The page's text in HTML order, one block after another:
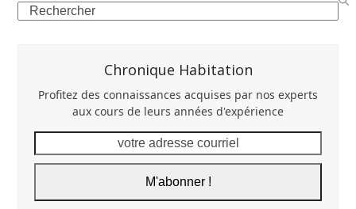
Search
Chronique Habitation
Profitez des connaissances acquises par nos experts
aux cours de leurs années d'expérience
adresse
M'abonner !